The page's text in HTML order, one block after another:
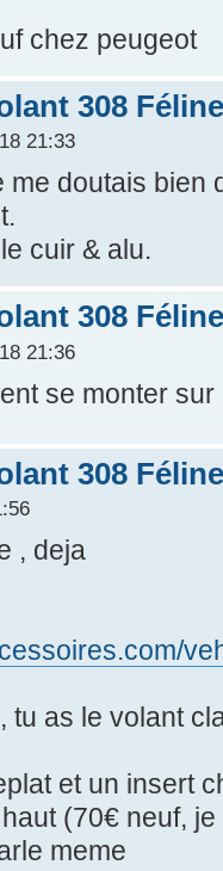
chez peugeot
308
21:33
me doutais bien
cuir & alu.
308
21:36
se monter
308
, deja
tu as le volant
et un insert
(70€ neuf,
meme